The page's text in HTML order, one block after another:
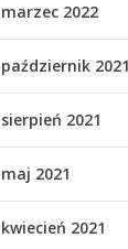
marzec 2022
październik 2021
sierpień 2021
maj 2021
kwiecień 2021